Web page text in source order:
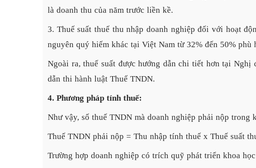
là doanh thu của năm trước liền kề.
3. Thuế suất thuế thu nhập doanh nghiệp đối với hoạt
nguyên quý hiếm khác tại Việt Nam từ 32% đến 50%
Ngoài ra, thuế suất được hướng dẫn chi tiết hơn tại
dẫn thi hành luật Thuế TNDN.
4. Phương pháp tính thuế:
Như vậy, số thuế TNDN mà doanh nghiệp phải nộp
Thuế TNDN phải nộp = Thu nhập tính thuế x Thuế suất
Trường hợp doanh nghiệp có trích quỹ phát triển khoa